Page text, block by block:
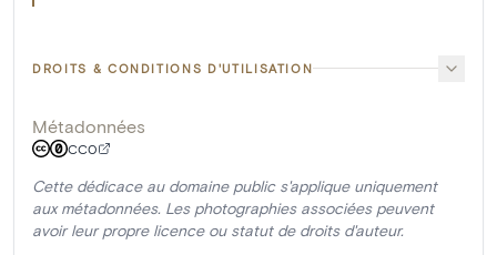
DROITS & CONDITIONS D'UTILISATION
Métadonnées
CC0
Cette dédicace au domaine public s'applique uniquement
aux métadonnées. Les photographies associées peuvent
avoir leur propre licence ou statut de droits d'auteur.